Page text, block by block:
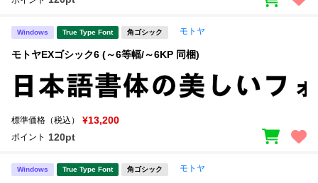
Windows True Type Font 角ゴシック モトヤ
モトヤEXゴシック6 (～6等幅/～6KP 同梱)
標準価格（税込） ¥13,200
ポイント 120pt
Windows True Type Font 角ゴシック モトヤ